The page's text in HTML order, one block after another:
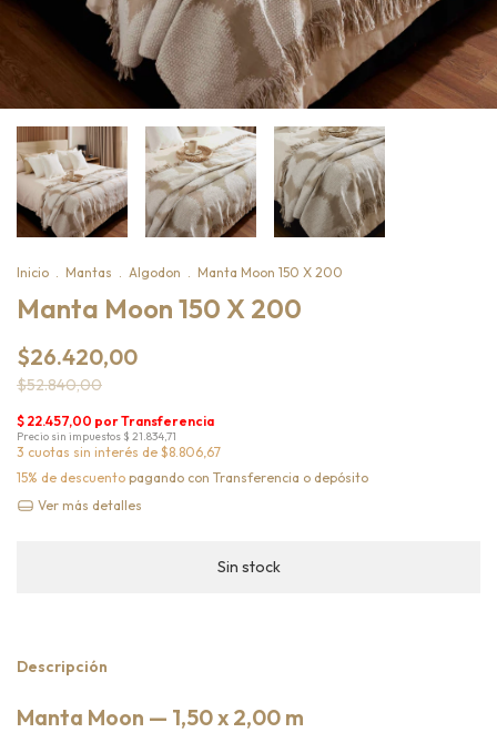
Inicio . Mantas . Algodon . Manta Moon 150 X 200
Manta Moon 150 X 200
$26.420,00
$52.840,00
3 cuotas sin interés de $8.806,67
15% de descuento pagando con Transferencia o depósito
Ver más detalles
Descripción
Manta Moon — 1,50 x 2,00 m